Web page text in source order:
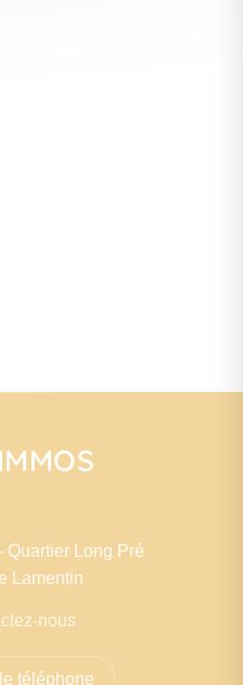
Quartier Long Pré
Lamentin
nous
téléphone